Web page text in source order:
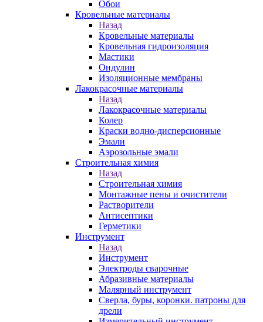
Обои
Кровельные материалы
Назад
Кровельные материалы
Кровельная гидроизоляция
Мастики
Ондулин
Изоляционные мембраны
Лакокрасочные материалы
Назад
Лакокрасочные материалы
Колер
Краски водно-дисперсионные
Эмали
Аэрозольные эмали
Строительная химия
Назад
Строительная химия
Монтажные пены и очистители
Растворители
Антисептики
Герметики
Инструмент
Назад
Инструмент
Электроды сварочные
Абразивные материалы
Малярный инструмент
Сверла, буры, коронки. патроны для
дрели